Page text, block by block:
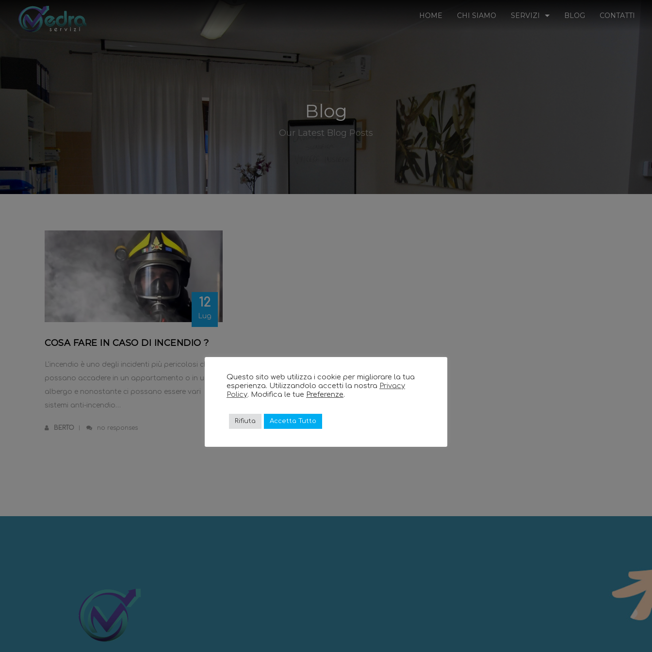
HOME CHI SIAMO SERVIZI
RILIEVI TECNICI E ANALISI
BLOG CONTATTI
Blog
Our Latest Blog Posts
12
Lug
COSA FARE IN CASO DI INCENDIO ?
L'incendio è uno degli incidenti più pericolosi che
possano accadere in un appartamento o in un
albergo e nonostante ci possano essere vari
sistemi anti-incendio…
BERTO no responses
Questo sito web utilizza i cookie per migliorare la tua
esperienza. Utilizzandolo accetti la nostra Privacy
Policy. Modifica le tue Preferenze.
Rifiuta Accetta Tutto